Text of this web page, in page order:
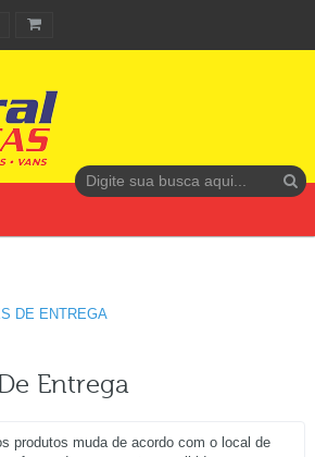
DE ENTREGA
Entrega
produtos muda de acordo com o local de